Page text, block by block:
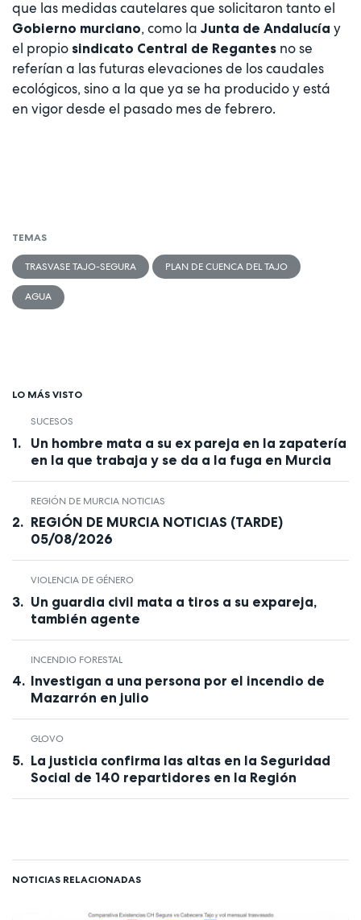
que las medidas cautelares que solicitaron tanto el
Gobierno murciano, como la Junta de Andalucía y
el propio sindicato Central de Regantes no se
referían a las futuras elevaciones de los caudales
ecológicos, sino a la que ya se ha producido y está
en vigor desde el pasado mes de febrero.
TEMAS
TRASVASE TAJO-SEGURA PLAN DE CUENCA DEL TAJO
AGUA
LO MÁS VISTO
SUCESOS
Un hombre mata a su ex pareja en la zapatería
en la que trabaja y se da a la fuga en Murcia
REGIÓN DE MURCIA NOTICIAS
REGIÓN DE MURCIA NOTICIAS (TARDE)
05/08/2026
VIOLENCIA DE GÉNERO
Un guardia civil mata a tiros a su expareja,
también agente
INCENDIO FORESTAL
Investigan a una persona por el incendio de
Mazarrón en julio
GLOVO
La justicia confirma las altas en la Seguridad
Social de 140 repartidores en la Región
NOTICIAS RELACIONADAS